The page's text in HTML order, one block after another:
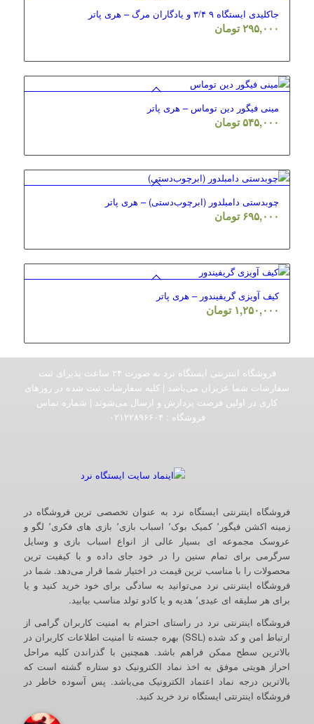
جاکلیدی ایستگاه ۹ ۳/۴ و یادگاران مرگ – هری پاتر
۲۹۵,۰۰۰تومان
مینی فیگور دین توماس – هری پاتر
۵۴۵,۰۰۰تومان
چوبدستی دامبلدور (ابرچوب‌دستی) – هری پاتر
۶۹۵,۰۰۰ تومان
کیف آویزی گریفیندور – هری پاتر
۱,۲۵۰,۰۰۰ تومان
فروشگاه اینترنتی ایستگاه نرد به صورت ۲۴ ساعت پذیرای ثبت
سفارشات شما عزیزان می‌باشد | کلیه سفارشات ثبت شده در روزهای
کاری در اولین فرصت پردازش و ارسال می‌شوند | شماره تماس
فروشگاه :‌ ۰۲۱۲۲۸۹۶۶۰۴
فروشگاه اینترنتی ایستگاه نرد به عنوان تخصصی ترین فروشگاه در
زمینه اکشن فیگور٬ کمیک بوک٬ اسباب بازی٬ بازی های فکری٬ لگو و
عروسک مجموعه ای بسیار عالی از انواع اسباب بازی و وسایل
سرگرمی برای تمام سنین را در خود جای داده و با کیفیت ترین
محصولات را با مناسب ترین قیمت در اختیار شما قرار می‌دهد. شما در
فروشگاه اینترنتی نرد می‌توانید به سادگی برای خود خرید کنید و یا
برای هر سلیقه ای عیدی٬ هدیه و یا کادو تولد مناسب بیابید.
فروشگاه اینترنتی نرد در راستای احترام به امنیت کاربران گرامی از
ارتباط امن و کد شده (SSL) بهره جسته تا امنیت اطلاعات کاربران در
بالاترین سطح ممکن فراهم باشد. همچنین با گذراندن کلیه مراحل
احراز هویتی موفق به اخذ نماد الکترونیک دو ستاره گشته است که
بالاترین درجه نماد اعتماد الکترونیک می‌باشد. پس آسوده خاطر در
فروشگاه اینترنتی ایستگاه نرد خرید کنید.